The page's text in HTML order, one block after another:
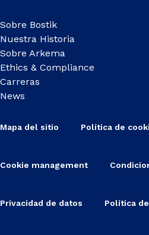
Sobre Bostik
Nuestra Historia
Sobre Arkema
Ethics & Compliance
Carreras
News
Mapa del sitio Política de
Cookie management
Privacidad de datos Política